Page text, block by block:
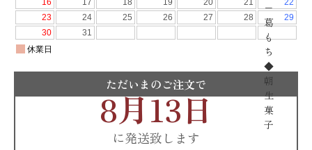
−
葛
も
ち
◆
朝
生
菓
子
ただいまのご注文で
8月13日
に発送致します